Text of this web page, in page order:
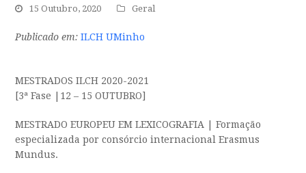
15 Outubro, 2020 Geral
Publicado em: ILCH UMinho
MESTRADOS ILCH 2020-2021
[3ª Fase |12 – 15 OUTUBRO]
MESTRADO EUROPEU EM LEXICOGRAFIA | Formação
especializada por consórcio internacional Erasmus
Mundus.